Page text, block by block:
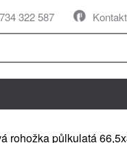
Kontakt
734 322 587
rohožka půlkulatá